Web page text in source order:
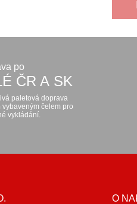
po
ČR A SK
paletová doprava
vybaveným čelem pro
vykládání.
O